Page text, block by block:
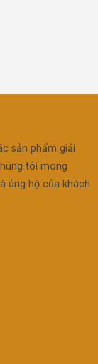
sản phẩm giải
tôi mong
ủng hộ của khách